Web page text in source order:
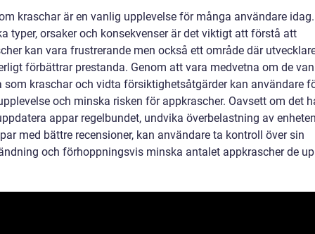
kraschar är en vanlig upplevelse för många användare
typer, orsaker och konsekvenser är det viktigt att förstå att
kan vara frustrerande men också ett område där
förbättrar prestanda. Genom att vara medvetna om de
som kraschar och vidta försiktighetsåtgärder kan användare
och minska risken för appkrascher. Oavsett om det
appar regelbundet, undvika överbelastning av
med bättre recensioner, kan användare ta kontroll över sin
och förhoppningsvis minska antalet appkrascher de